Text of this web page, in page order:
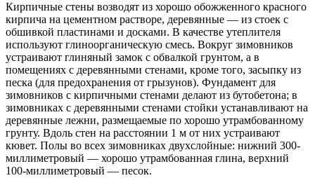
Кирпичные стены возводят из хорошо обожженного красного
кирпича на цементном растворе, деревянные — из стоек с
обшивкой пластинами и досками. В качестве утеплителя
используют глиноорганическую смесь. Вокруг зимовников
устраивают глиняный замок с обвалкой грунтом, а в
помещениях с деревянными стенами, кроме того, засыпку из
песка (для предохранения от грызунов). Фундамент для
зимовников с кирпичными стенами делают из бутобетона; в
зимовниках с деревянными стенами стойки устанавливают на
деревянные лежни, размещаемые по хорошо утрамбованному
грунту. Вдоль стен на расстоянии 1 м от них устраивают
кювет. Полы во всех зимовниках двухслойные: нижний 300-
миллиметровый — хорошо утрамбованная глина, верхний
100-миллиметровый — песок.